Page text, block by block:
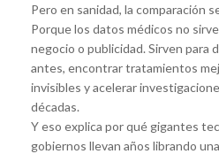
Pero en sanidad, la comparación
Porque los datos médicos no
negocio o publicidad. Sirven para
antes, encontrar tratamientos
invisibles y acelerar
décadas.
Y eso explica por qué gigantes
gobiernos llevan años librando